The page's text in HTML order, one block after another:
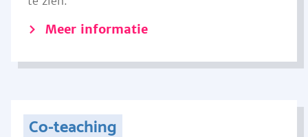
Meer informatie
Co-teaching